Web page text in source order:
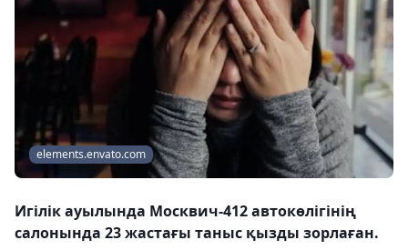
elements.envato.com
Игілік ауылында Москвич-412 автокөлігінің
салонында 23 жастағы таныс қызды зорлаған.